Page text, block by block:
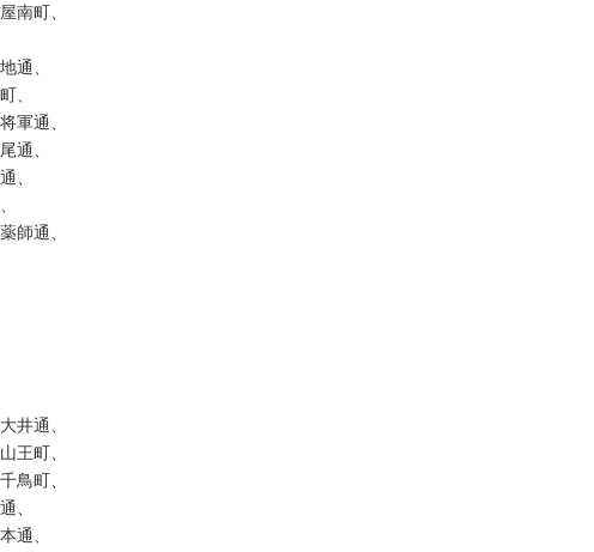
南町、
通、
、
軍通、
通、
、
師通、
井通、
王町、
鳥町、
、
通、